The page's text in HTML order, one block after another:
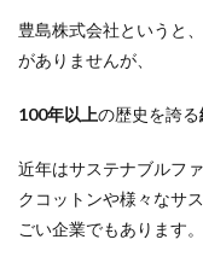
豊島株式会社というと
がありませんが、
100年以上の歴史を誇る
近年はサステナブルフ
クコットンや様々なサ
ごい企業でもあります。